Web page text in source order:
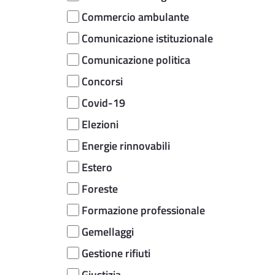
Commercio ambulante
Comunicazione istituzionale
Comunicazione politica
Concorsi
Covid-19
Elezioni
Energie rinnovabili
Estero
Foreste
Formazione professionale
Gemellaggi
Gestione rifiuti